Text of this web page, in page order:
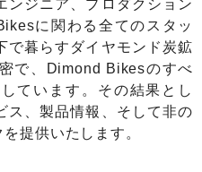
ンジニア、プロダクション
に関わる全てのスタッ
で暮らすダイヤモンド炭鉱
で、Dimond Bikesのすべ
ています。その結果とし
ス、製品情報、そして非の
提供いたします。